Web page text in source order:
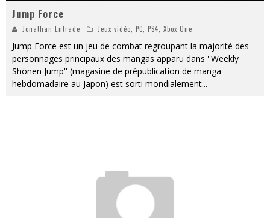
Jump Force
Jonathan Entrade Jeux vidéo, PC, PS4, Xbox One
Jump Force est un jeu de combat regroupant la majorité des
personnages principaux des mangas apparu dans ''Weekly
Shönen Jump'' (magasine de prépublication de manga
hebdomadaire au Japon) est sorti mondialement...